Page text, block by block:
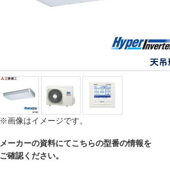
※画像はイメージです。
メーカーの資料にてこちらの型番の情報を
ご確認ください。